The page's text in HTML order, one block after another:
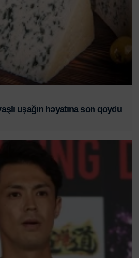
uşağın həyatına son qoydu